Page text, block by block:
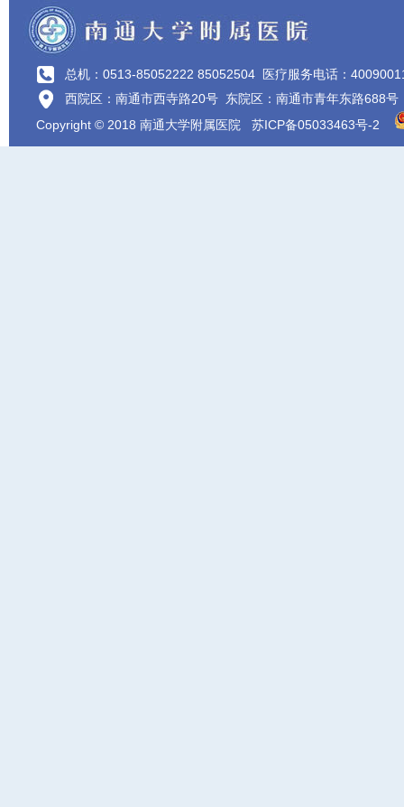
总机：0513-85052222 85052504 医疗服务电话：
西院区：南通市西寺路20号 东院区：南通市青年东路688号
Copyright © 2018 南通大学附属医院 苏ICP备05033463号-2